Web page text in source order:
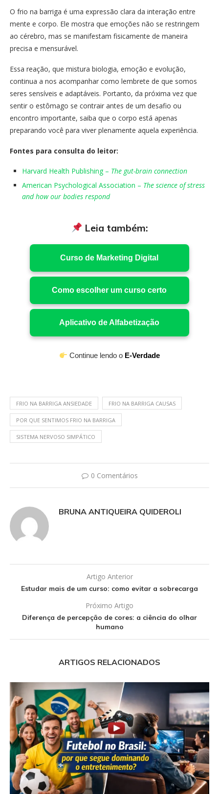
O frio na barriga é uma expressão clara da interação entre
mente e corpo. Ele mostra que emoções não se restringem
ao cérebro, mas se manifestam fisicamente de maneira
precisa e mensurável.
Essa reação, que mistura biologia, emoção e evolução,
continua a nos acompanhar como lembrete de que somos
seres sensíveis e adaptáveis. Portanto, da próxima vez que
sentir o estômago se contrair antes de um desafio ou
encontro importante, saiba que o corpo está apenas
preparando você para viver plenamente aquela experiência.
Fontes para consulta do leitor:
Harvard Health Publishing – The gut-brain connection
American Psychological Association – The science of stress
and how our bodies respond
Leia também:
Curso de Marketing Digital
Como escolher um curso certo
Aplicativo de Alfabetização
Continue lendo o E-Verdade
FRIO NA BARRIGA ANSIEDADE FRIO NA BARRIGA CAUSAS
POR QUE SENTIMOS FRIO NA BARRIGA
SISTEMA NERVOSO SIMPÁTICO
0 Comentários
BRUNA ANTIQUEIRA QUIDEROLI
Artigo Anterior
Estudar mais de um curso: como evitar a sobrecarga
Próximo Artigo
Diferença de percepção de cores: a ciência do olhar
humano
ARTIGOS RELACIONADOS